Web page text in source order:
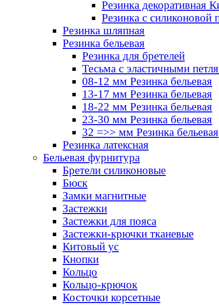
Резинка декоративная
Резинка с силиконовой
Резинка шляпная
Резинка бельевая
Резинка для бретелей
Тесьма с эластичными
08-12 мм Резинка бельевая
13-17 мм Резинка бельевая
18-22 мм Резинка бельевая
23-30 мм Резинка бельевая
32 =>> мм Резинка бельевая
Резинка латексная
Бельевая фурнитура
Бретели силиконовые
Бюск
Замки магнитные
Застежки
Застежки для пояса
Застежки-крючки тканевые
Китовый ус
Кнопки
Кольцо
Кольцо-крючок
Косточки корсетные